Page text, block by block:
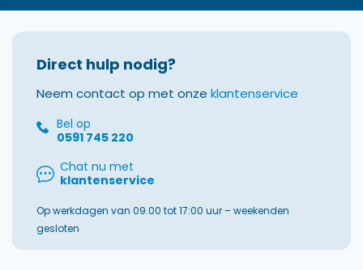
Direct hulp nodig?
Neem contact op met onze klantenservice
Bel op
0591 745 220
Chat nu met
klantenservice
Op werkdagen van 09.00 tot 17:00 uur – weekenden
gesloten